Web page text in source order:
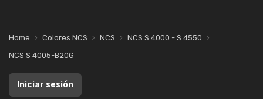
Home Colores NCS NCS
NCS S 4000 - S 4550
NCS S 4005-B20G
Iniciar sesión